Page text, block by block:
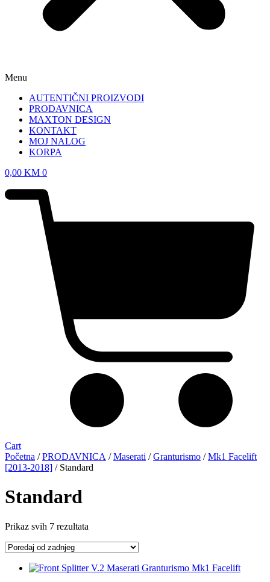
Menu
AUTENTIČNI PROIZVODI
PRODAVNICA
MAXTON DESIGN
KONTAKT
MOJ NALOG
KORPA
0,00 KM 0
Cart
Početna /PRODAVNICA /Maserati /Granturismo /Mk1 Facelift
[2013-2018] / Standard
Standard
Prikaz svih 7 rezultata